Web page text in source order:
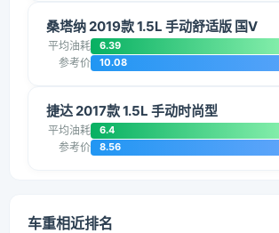
桑塔纳 2019款 1.5L 手动舒适版 国V
平均油耗 6.39
参考价 10.08
捷达 2017款 1.5L 手动时尚型
平均油耗 6.4
参考价 8.56
车重相近排名